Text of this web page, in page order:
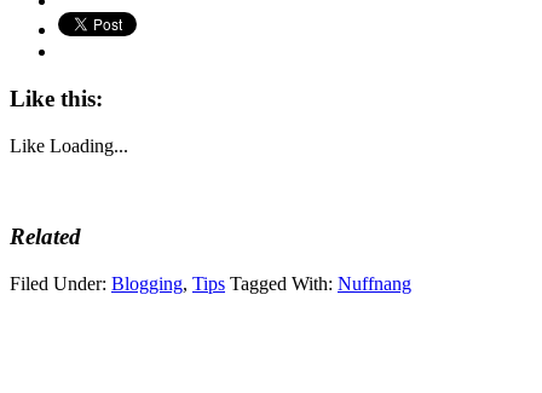
Like this:
Like Loading...
Related
Filed Under: Blogging, Tips Tagged With: Nuffnang